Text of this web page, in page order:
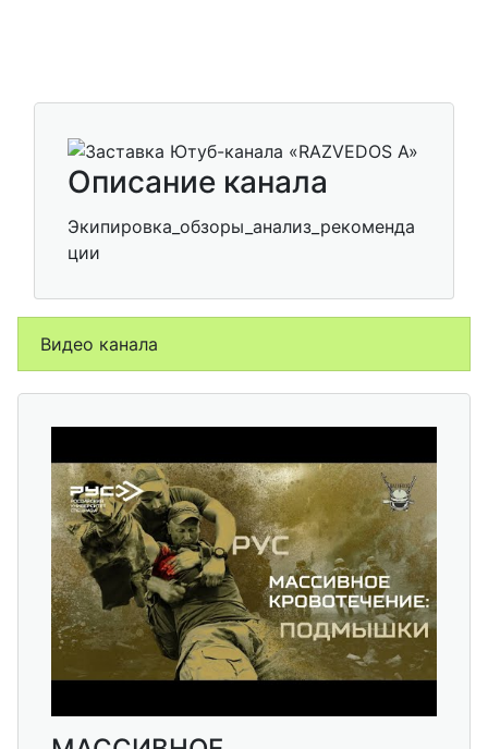
Описание канала
Экипировка_обзоры_анализ_рекоменда
ции
Видео канала